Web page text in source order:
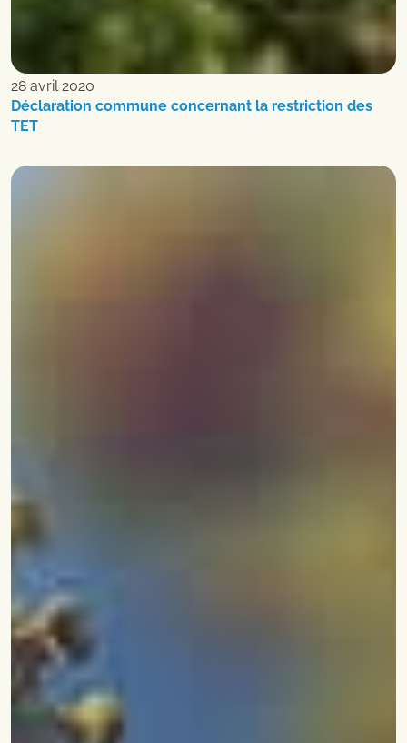
28 avril 2020
Déclaration commune concernant la restriction des
TET